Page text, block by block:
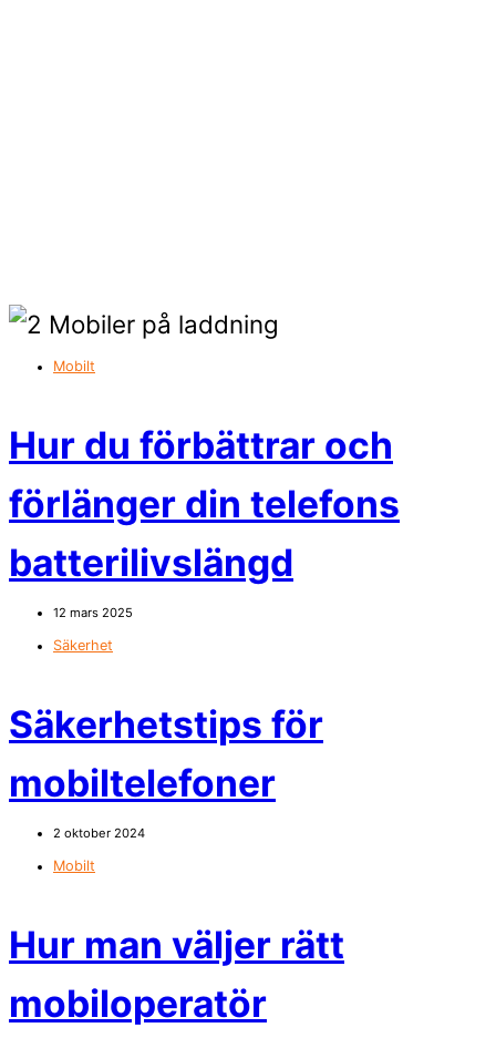
Mobilt
Hur du förbättrar och
förlänger din telefons
batterilivslängd
12 mars 2025
Säkerhet
Säkerhetstips för
mobiltelefoner
2 oktober 2024
Mobilt
Hur man väljer rätt
mobiloperatör